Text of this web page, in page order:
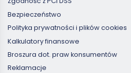
Bezpieczeństwo
Polityka prywatności i plików cookies
Kalkulatory finansowe
Broszura dot. praw konsumentów
Reklamacje